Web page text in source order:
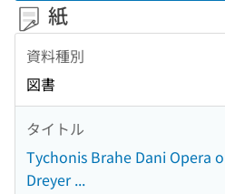
紙
資料種別
図書
タイトル
Tychonis Brahe Dani Opera
Dreyer ...